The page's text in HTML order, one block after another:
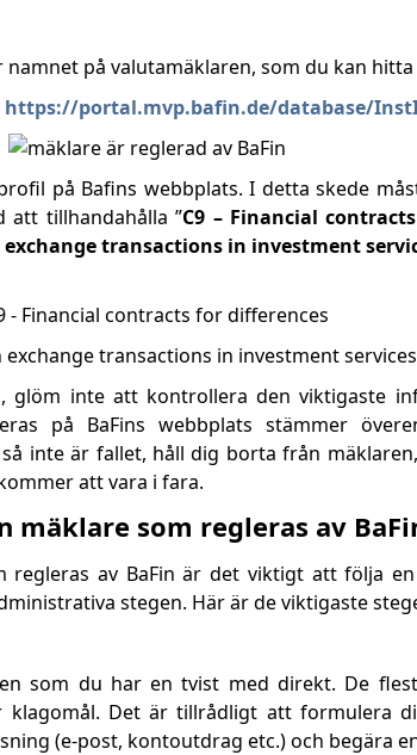
på valutamäklaren, som du kan
https://portal.mvp.bafin.de/database/
på Bafins webbplats. I detta skede
att tillhandahålla ”C9 – Financial
exchange transactions in investment
glöm inte att kontrollera den viktigaste
på BaFins webbplats stämmer
inte är fallet, håll dig borta från
att vara i fara.
mäklare som regleras av
regleras av BaFin är det viktigt att följa
stegen. Här är de viktigaste
som du har en tvist med direkt. De
klagomål. Det är tillrådligt att formulera
(e-post, kontoutdrag etc.) och begära